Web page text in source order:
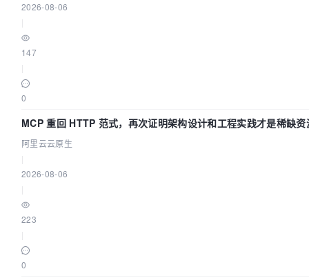
2026-08-06
147
0
MCP 重回 HTTP 范式，再次证明架构设计和工程实践才是稀缺资
阿里云云原生
2026-08-06
223
0